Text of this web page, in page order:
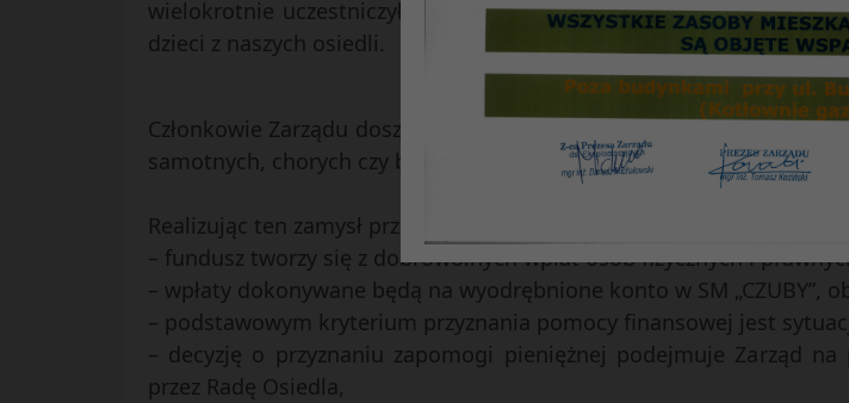
wielokrotnie uczestniczył w różnych akcjach charytatywnych na
dzieci z naszych osiedli.
Członkowie Zarządu doszli do wniosku, że formy te nie wyczerpują
samotnych, chorych czy bezrobotnych.
Realizując ten zamysł przedstawiamy ogólne zasady tworzenia i
– fundusz tworzy się z dobrowolnych wpłat osób fizycznych i
– wpłaty dokonywane będą na wyodrębnione konto w SM „CZUBY”,
– podstawowym kryterium przyznania pomocy finansowej jest
– decyzję o przyznaniu zapomogi pieniężnej podejmuje Zarząd
przez Radę Osiedla,